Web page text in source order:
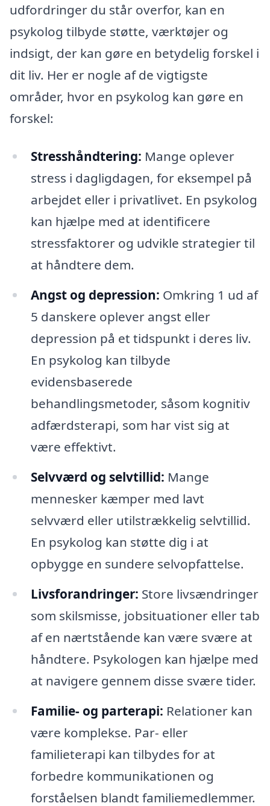
udfordringer du står overfor, kan en
psykolog tilbyde støtte, værktøjer og
indsigt, der kan gøre en betydelig forskel i
dit liv. Her er nogle af de vigtigste
områder, hvor en psykolog kan gøre en
forskel:
Stresshåndtering: Mange oplever
stress i dagligdagen, for eksempel på
arbejdet eller i privatlivet. En psykolog
kan hjælpe med at identificere
stressfaktorer og udvikle strategier til
at håndtere dem.
Angst og depression: Omkring 1 ud af
5 danskere oplever angst eller
depression på et tidspunkt i deres liv.
En psykolog kan tilbyde
evidensbaserede
behandlingsmetoder, såsom kognitiv
adfærdsterapi, som har vist sig at
være effektivt.
Selvværd og selvtillid: Mange
mennesker kæmper med lavt
selvværd eller utilstrækkelig selvtillid.
En psykolog kan støtte dig i at
opbygge en sundere selvopfattelse.
Livsforandringer: Store livsændringer
som skilsmisse, jobsituationer eller tab
af en nærtstående kan være svære at
håndtere. Psykologen kan hjælpe med
at navigere gennem disse svære tider.
Familie- og parterapi: Relationer kan
være komplekse. Par- eller
familieterapi kan tilbydes for at
forbedre kommunikationen og
forståelsen blandt familiemedlemmer.